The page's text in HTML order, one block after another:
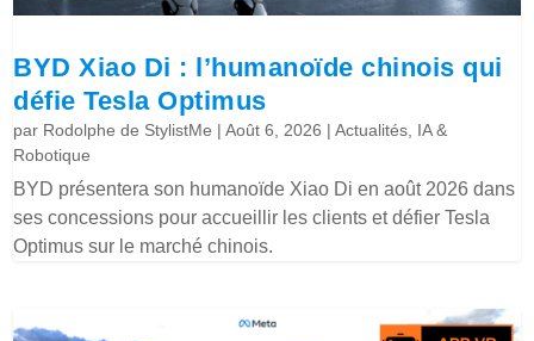
BYD Xiao Di : l’humanoïde chinois qui
défie Tesla Optimus
par Rodolphe de StylistMe |Août 6, 2026 |Actualités IA &
Robotique
BYD présentera son humanoïde Xiao Di en août 2026 dans
ses concessions pour accueillir les clients et défier Tesla
Optimus sur le marché chinois.